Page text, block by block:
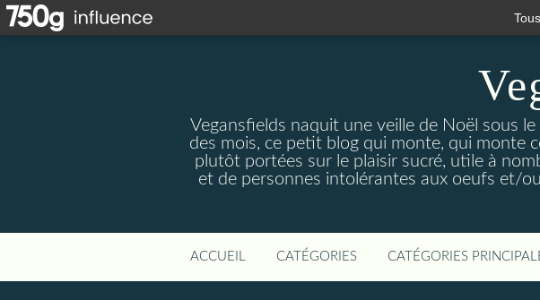
Vegansfields naquit une veille de Noël sous
des mois, ce petit blog qui monte, qui monte
plutôt portées sur le plaisir sucré, utile à
et de personnes intolérantes aux oeufs et/
ACCUEIL CATÉGORIES CATÉGORIES